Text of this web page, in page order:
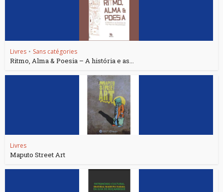
Livres • Sans catégories
Ritmo, Alma & Poesia – A história e as...
Livres
Maputo Street Art